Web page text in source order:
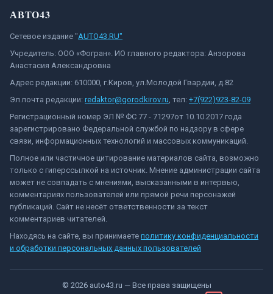
АВТО43
Сетевое издание "AUTO43.RU"
Учредитель: ООО «Фогран». ИО главного редактора: Анзорова
Анастасия Александровна
Адрес редакции: 610000, г.Киров, ул.Молодой Гвардии, д.82
Эл.почта редакции: redaktor@gorodkirov.ru, тел: +7(922)923-82-09
Регистрационный номер ЭЛ № ФС 77 - 71297от 10.10.2017 года
зарегистрировано Федеральной службой по надзору в сфере
связи, информационных технологий и массовых коммуникаций.
Полное или частичное цитирование материалов сайта, возможно
только с гиперссылкой на источник. Мнение администрации сайта
может не совпадать с мнениями, высказанными в интервью,
комментариях пользователей или прямой речи персонажей
публикаций. Сайт не несёт ответственности за текст
комментариев читателей.
Находясь на сайте, вы принимаете политику конфиденциальности
и обработки персональных данных пользователей
© 2026 auto43.ru — Все права защищены